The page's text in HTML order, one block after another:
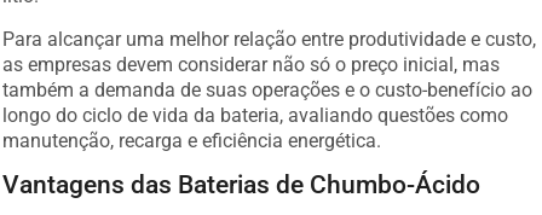
Para alcançar uma melhor relação entre produtividade e custo,
as empresas devem considerar não só o preço inicial, mas
também a demanda de suas operações e o custo-benefício ao
longo do ciclo de vida da bateria, avaliando questões como
manutenção, recarga e eficiência energética.
Vantagens das Baterias de Chumbo-Ácido